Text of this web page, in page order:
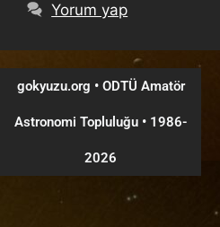
Yorum yap
gokyuzu.org • ODTÜ Amatör
Astronomi Topluluğu •1986-
2026